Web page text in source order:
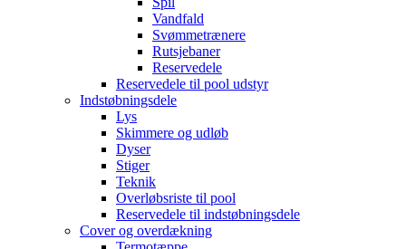
Vandfald
Svømmetrænere
Rutsjebaner
Reservedele
Reservedele til pool udstyr
Indstøbningsdele
Lys
Skimmere og udløb
Dyser
Stiger
Teknik
Overløbsriste til pool
Reservedele til indstøbningsdele
Cover og overdækning